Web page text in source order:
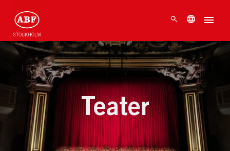
Teater